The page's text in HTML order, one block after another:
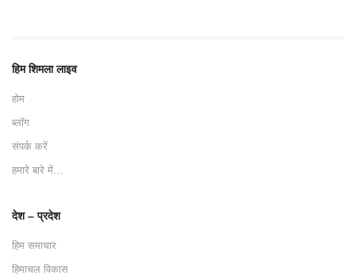
हिम शिमला लाइव
होम
ब्लॉग
संपर्क करें
हमारे बारे में…
देश – प्रदेश
हिम समाचार
हिमाचल विकास